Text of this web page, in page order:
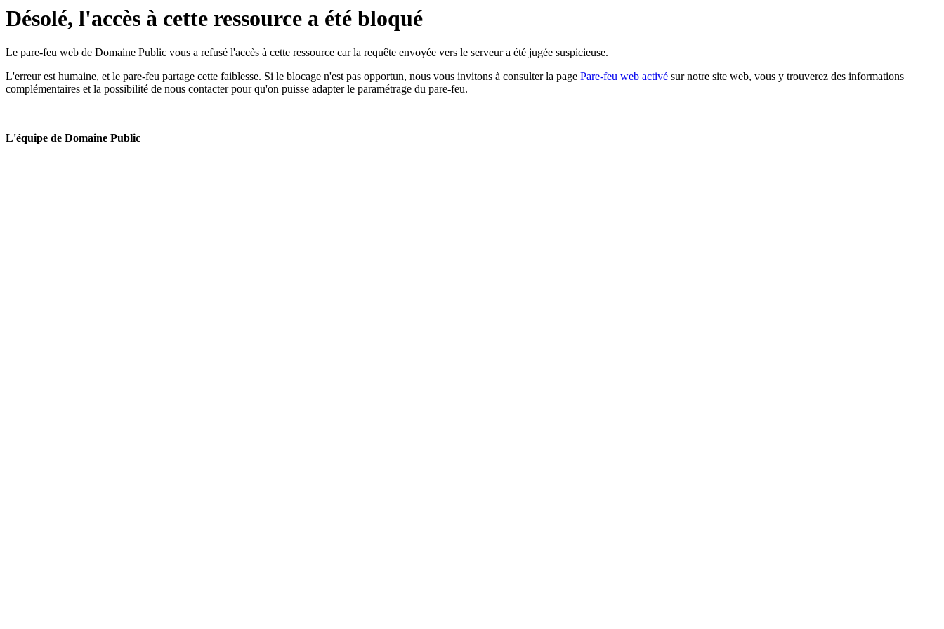
Désolé, l'accès à cette ressource a été bloqué
Le pare-feu web de Domaine Public vous a refusé l'accès à cette ressource car la requête envoyée vers le serveur a été jugée suspicieuse.
L'erreur est humaine, et le pare-feu partage cette faiblesse. Si le blocage n'est pas opportun, nous vous invitons à consulter la page Pare-feu web activé sur notre site web, vous y trouverez des informations
complémentaires et la possibilité de nous contacter pour qu'on puisse adapter le paramétrage du pare-feu.
L'équipe de Domaine Public